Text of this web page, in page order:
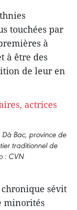
touchées par
à
à être des
de leur en
Bac, province de
traditionnel de
: CVN
sévit
minorités